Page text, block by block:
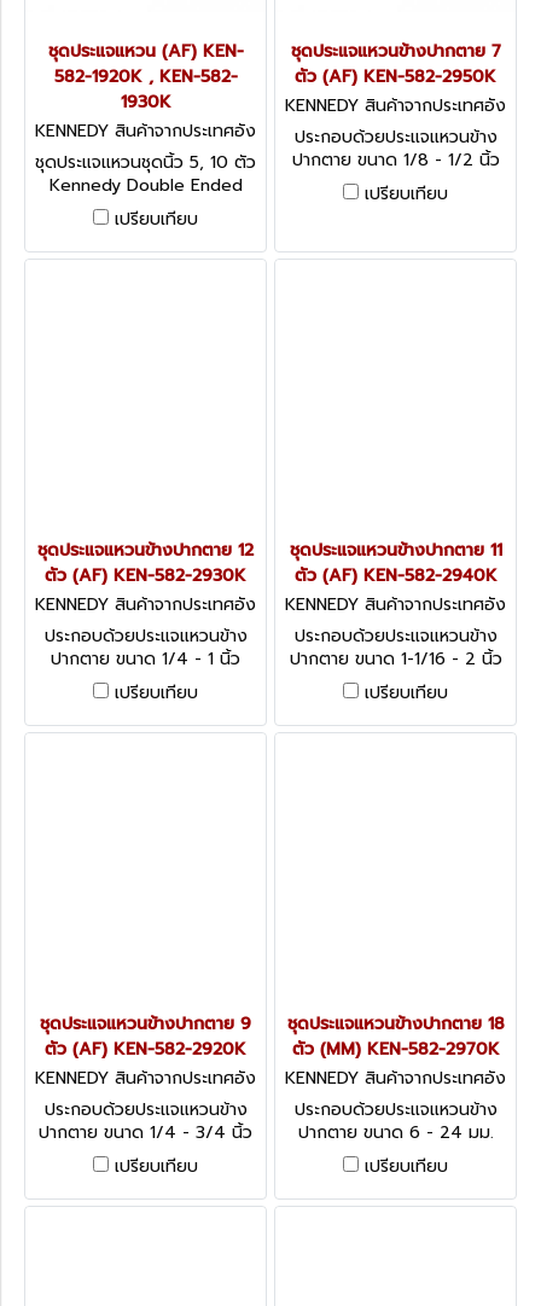
ชุดประแจแหวน (AF) KEN-
582-1920K , KEN-582-
1930K
KENNEDY สินค้าจากประเทศอัง
กฤษ-1
ชุดประแจแหวนชุดนิ้ว 5, 10 ตัว
Kennedy Double Ended
Ring Spanners - Sets
เปรียบเทียบ
ชุดประแจแหวนข้างปากตาย 7
ตัว (AF) KEN-582-2950K
KENNEDY สินค้าจากประเทศอัง
กฤษ KEN-582-2950K
ประกอบด้วยประแจแหวนข้าง
ปากตาย ขนาด 1/8 - 1/2 นิ้ว
Kennedy Spanner Set - AF
เปรียบเทียบ
ชุดประแจแหวนข้างปากตาย 12
ตัว (AF) KEN-582-2930K
KENNEDY สินค้าจากประเทศอัง
กฤษ KEN-582-2930K
ประกอบด้วยประแจแหวนข้าง
ปากตาย ขนาด 1/4 - 1 นิ้ว
Kennedy Spanner Set - AF
เปรียบเทียบ
ชุดประแจแหวนข้างปากตาย 11
ตัว (AF) KEN-582-2940K
KENNEDY สินค้าจากประเทศอัง
กฤษ KEN-582-2940K
ประกอบด้วยประแจแหวนข้าง
ปากตาย ขนาด 1-1/16 - 2 นิ้ว
Kennedy Spanner Set - AF
เปรียบเทียบ
ชุดประแจแหวนข้างปากตาย 9
ตัว (AF) KEN-582-2920K
KENNEDY สินค้าจากประเทศอัง
กฤษ KEN-582-2920K
ประกอบด้วยประแจแหวนข้าง
ปากตาย ขนาด 1/4 - 3/4 นิ้ว
Kennedy Spanner Set - AF
เปรียบเทียบ
ชุดประแจแหวนข้างปากตาย 18
ตัว (MM) KEN-582-2970K
KENNEDY สินค้าจากประเทศอัง
กฤษ KEN-582-2970K
ประกอบด้วยประแจแหวนข้าง
ปากตาย ขนาด 6 - 24 มม.
Kennedy Spanner Set -
Metric
เปรียบเทียบ